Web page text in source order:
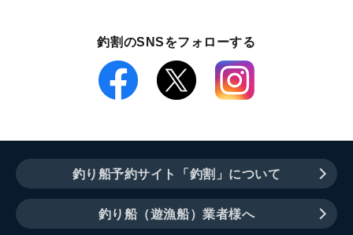
釣割のSNSをフォローする
釣り船予約サイト「釣割」について
釣り船（遊漁船）業者様へ